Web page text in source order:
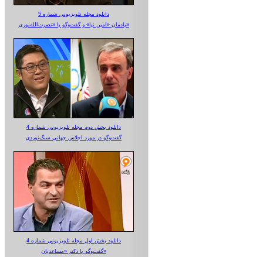
دانلود مجله تلویزیونی شماره 5
یادمان «امین نیا» و گفت‌وگو با «نصرت‌الله‌نوری»
دانلود بخش دوم مجله تلویزیونی شماره 4
گفت‌وگو در مورد اجلاس جهانی سنگ‌نوردی
دانلود بخش اول مجله تلویزیونی شماره 4
گفت‌وگو با دکتر «مساعدیان»